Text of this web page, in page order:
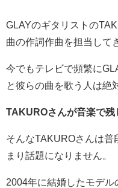
GLAYのギタリストの
曲の作詞作曲を担当して
今でもテレビで頻繁に
と彼らの曲を歌う人は絶
TAKUROさんが音楽で残
そんなTAKUROさんは普
まり話題になりません。
2004年に結婚したモデ